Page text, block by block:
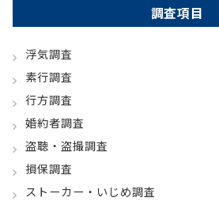
調査項目
浮気調査
素行調査
行方調査
婚約者調査
盗聴・盗撮調査
損保調査
ストーカー・いじめ調査